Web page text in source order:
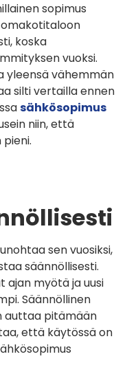
sopimus
koska
vuoksi.
yleensä vähemmän
silti vertailla ennen
sähkösopimus
niin, että
sen vuosiksi,
säännöllisesti.
ajan myötä ja uusi
Säännöllinen
auttaa pitämään
että käytössä on